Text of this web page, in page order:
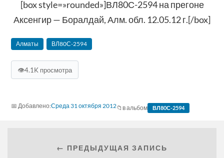
[box style=»rounded»]ВЛ80С-2594 на прегоне
Аксенгир — Боралдай, Алм. обл. 12.05.12 г.[/box]
Алматы ВЛ80С-2594
👁4.1K просмотра
Среда 31 октября 2012 в альбом ВЛ80С-2594
← ПРЕДЫДУЩАЯ ЗАПИСЬ